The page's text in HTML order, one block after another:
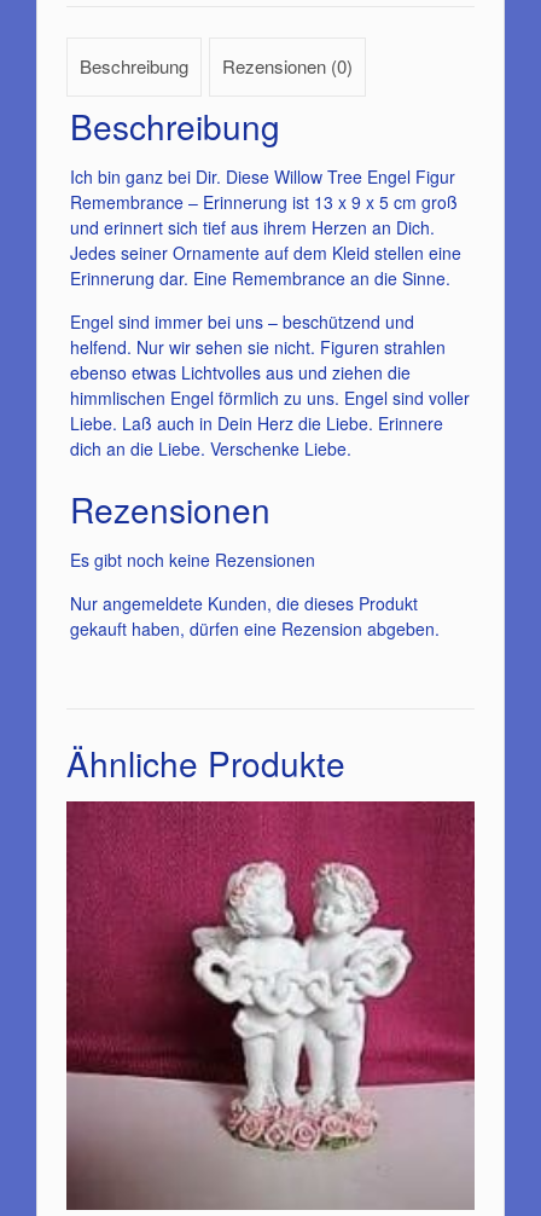
Beschreibung Rezensionen (0)
Beschreibung
Ich bin ganz bei Dir. Diese Willow Tree Engel Figur
Remembrance – Erinnerung ist 13 x 9 x 5 cm groß
und erinnert sich tief aus ihrem Herzen an Dich.
Jedes seiner Ornamente auf dem Kleid stellen eine
Erinnerung dar. Eine Remembrance an die Sinne.
Engel sind immer bei uns – beschützend und
helfend. Nur wir sehen sie nicht. Figuren strahlen
ebenso etwas Lichtvolles aus und ziehen die
himmlischen Engel förmlich zu uns. Engel sind voller
Liebe. Laß auch in Dein Herz die Liebe. Erinnere
dich an die Liebe. Verschenke Liebe.
Rezensionen
Es gibt noch keine Rezensionen
Nur angemeldete Kunden, die dieses Produkt
gekauft haben, dürfen eine Rezension abgeben.
Ähnliche Produkte